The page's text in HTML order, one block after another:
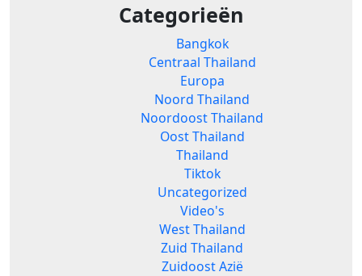
Categorieën
Bangkok
Centraal Thailand
Europa
Noord Thailand
Noordoost Thailand
Oost Thailand
Thailand
Tiktok
Uncategorized
Video's
West Thailand
Zuid Thailand
Zuidoost Azië